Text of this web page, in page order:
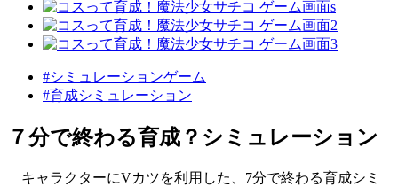
#シミュレーションゲーム
#育成シミュレーション
７分で終わる育成？シミュレーション
キャラクターにVカツを利用した、7分で終わる育成シミ